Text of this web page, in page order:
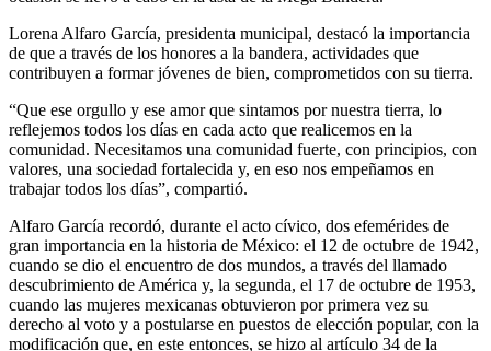
Lorena Alfaro García, presidenta municipal, destacó la importancia
de que a través de los honores a la bandera, actividades que
contribuyen a formar jóvenes de bien, comprometidos con su tierra.
“Que ese orgullo y ese amor que sintamos por nuestra tierra, lo
reflejemos todos los días en cada acto que realicemos en la
comunidad. Necesitamos una comunidad fuerte, con principios, con
valores, una sociedad fortalecida y, en eso nos empeñamos en
trabajar todos los días”, compartió.
Alfaro García recordó, durante el acto cívico, dos efemérides de
gran importancia en la historia de México: el 12 de octubre de 1942,
cuando se dio el encuentro de dos mundos, a través del llamado
descubrimiento de América y, la segunda, el 17 de octubre de 1953,
cuando las mujeres mexicanas obtuvieron por primera vez su
derecho al voto y a postularse en puestos de elección popular, con la
modificación que, en este entonces, se hizo al artículo 34 de la